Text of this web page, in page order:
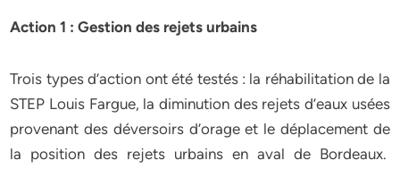
Action 1 : Gestion des rejets urbains
Trois types d’action ont été testés : la réhabilitation de la
STEP Louis Fargue, la diminution des rejets d’eaux usées
provenant des déversoirs d’orage et le déplacement de
la position des rejets urbains en aval de Bordeaux.